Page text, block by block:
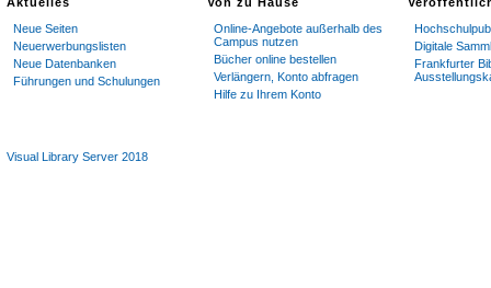
Neue Seiten
Neuerwerbungslisten
Neue Datenbanken
Führungen und Schulungen
Online-Angebote außerhalb des
Campus nutzen
Bücher online bestellen
Verlängern, Konto abfragen
Hilfe zu Ihrem Konto
Digitale
Frankfurter
Visual Library Server 2018